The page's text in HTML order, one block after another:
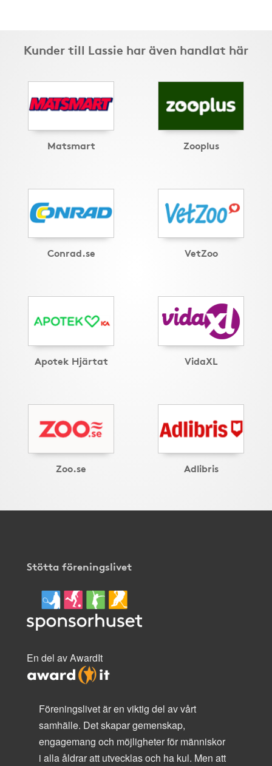
Kunder till Lassie har även handlat här
Matsmart Zooplus
Conrad.se VetZoo
Apotek Hjärtat VidaXL
Zoo.se Adlibris
Stötta föreningslivet
En del av AwardIt
Föreningslivet är en viktig del av vårt
samhälle. Det skapar gemenskap,
engagemang och möjligheter för människor
i alla åldrar att utvecklas och ha kul. Men att